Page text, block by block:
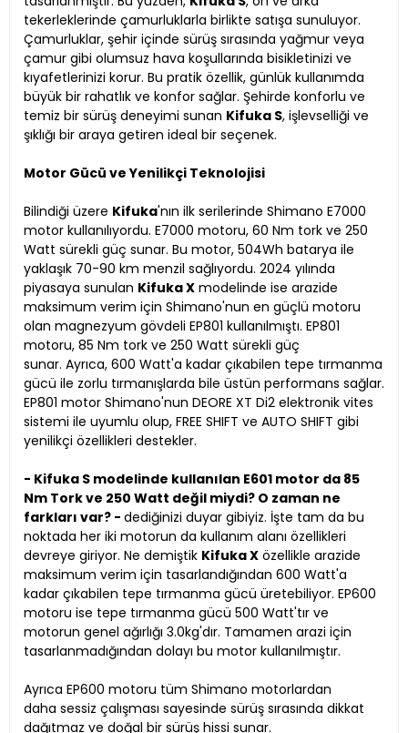
tekerleklerinde çamurluklarla birlikte satışa sunuluyor.
Çamurluklar, şehir içinde sürüş sırasında yağmur veya
çamur gibi olumsuz hava koşullarında bisikletinizi ve
kıyafetlerinizi korur. Bu pratik özellik, günlük kullanımda
büyük bir rahatlık ve konfor sağlar. Şehirde konforlu ve
temiz bir sürüş deneyimi sunan Kifuka S, işlevselliği ve
şıklığı bir araya getiren ideal bir seçenek.
Motor Gücü ve Yenilikçi Teknolojisi
Bilindiği üzere Kifuka'nın ilk serilerinde Shimano E7000
motor kullanılıyordu. E7000 motoru, 60 Nm tork ve 250
Watt sürekli güç sunar. Bu motor, 504Wh batarya ile
yaklaşık 70-90 km menzil sağlıyordu. 2024 yılında
piyasaya sunulan Kifuka X modelinde ise arazide
maksimum verim için Shimano'nun en güçlü motoru
olan magnezyum gövdeli EP801 kullanılmıştı. EP801
motoru, 85 Nm tork ve 250 Watt sürekli güç
sunar. Ayrıca, 600 Watt'a kadar çıkabilen tepe tırmanma
gücü ile zorlu tırmanışlarda bile üstün performans sağlar.
EP801 motor Shimano'nun DEORE XT Di2 elektronik vites
sistemi ile uyumlu olup, FREE SHIFT ve AUTO SHIFT gibi
yenilikçi özellikleri destekler.
- Kifuka S modelinde kullanılan E601 motor da 85
Nm Tork ve 250 Watt değil miydi? O zaman ne
farkları var? - dediğinizi duyar gibiyiz. İşte tam da bu
noktada her iki motorun da kullanım alanı özellikleri
devreye giriyor. Ne demiştik Kifuka X özellikle arazide
maksimum verim için tasarlandığından 600 Watt'a
kadar çıkabilen tepe tırmanma gücü üretebiliyor. EP600
motoru ise tepe tırmanma gücü 500 Watt'tır ve
motorun genel ağırlığı 3.0kg'dır. Tamamen arazi için
tasarlanmadığından dolayı bu motor kullanılmıştır.
Ayrıca EP600 motoru tüm Shimano motorlardan
daha sessiz çalışması sayesinde sürüş sırasında dikkat
dağıtmaz ve doğal bir sürüş hissi sunar.